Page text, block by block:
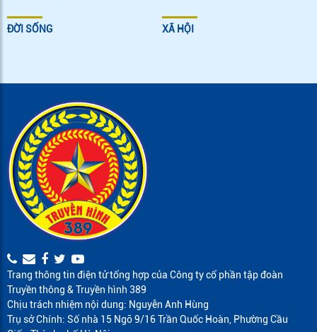
ĐỜI SỐNG XÃ HỘI
Trang thông tin điện tử tổng hợp của Công ty cổ phần tập đoàn
Truyền thông & Truyền hình 389
Chịu trách nhiệm nội dung: Nguyễn Anh Hùng
Trụ sở Chính: Số nhà 15 Ngõ 9/16 Trần Quốc Hoàn, Phường Cầu